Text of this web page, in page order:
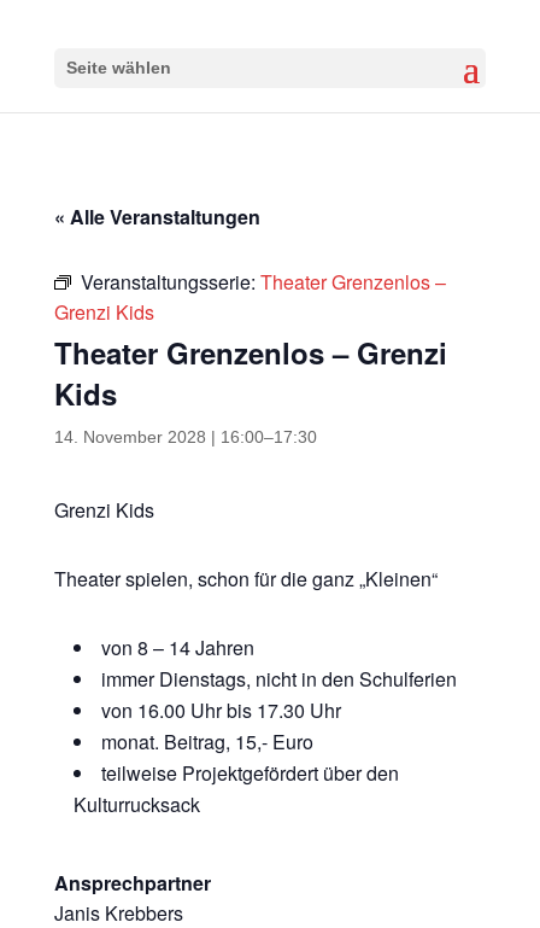
Seite wählen
« Alle Veranstaltungen
Veranstaltungsserie: Theater Grenzenlos –
Grenzi Kids
Theater Grenzenlos – Grenzi
Kids
14. November 2028 | 16:00–17:30
Grenzi Kids
Theater spielen, schon für die ganz „Kleinen“
von 8 – 14 Jahren
immer Dienstags, nicht in den Schulferien
von 16.00 Uhr bis 17.30 Uhr
monat. Beitrag, 15,- Euro
teilweise Projektgefördert über den
Kulturrucksack
Ansprechpartner
Janis Krebbers